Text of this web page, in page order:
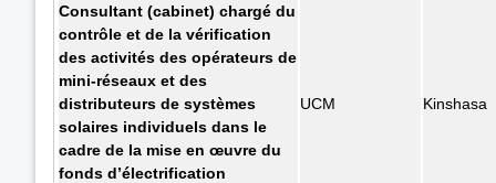
Consultant (cabinet) chargé du
contrôle et de la vérification
des activités des opérateurs de
mini-réseaux et des
distributeurs de systèmes
solaires individuels dans le
cadre de la mise en œuvre du
fonds d’électrification
UCM Kinshasa